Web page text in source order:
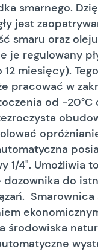
smarnego.
jest
smaru oraz
je regulowany
12 miesięcy).
pracować w
od -20°C
1/4". Umożliwia to
dozownika do
środowiska